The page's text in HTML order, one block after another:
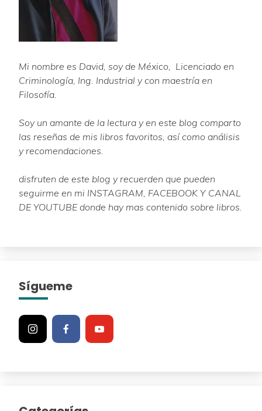
Mi nombre es David, soy de México, Licenciado en
Criminología, Ing. Industrial y con maestría en
Filosofía.
Soy un amante de la lectura y en este blog comparto
las reseñas de mis libros favoritos, así como análisis
y recomendaciones.
disfruten de este blog y recuerden que pueden
seguirme en mi INSTAGRAM, FACEBOOK Y CANAL
DE YOUTUBE donde hay mas contenido sobre libros.
Sígueme